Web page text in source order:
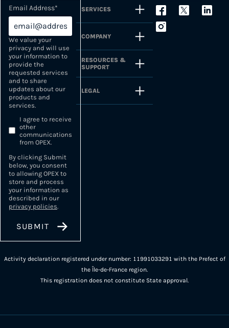
Email Address*
We value your
privacy and will use
your information to
provide the
requested services
and to share
updates about our
products and
services.
I agree to receive
other
communications
from OPEX.
By clicking Submit
below, you consent
to allowing OPEX to
store and process
your information as
described in our
privacy policies.
SERVICES
COMPANY
RESOURCES &
SUPPORT
LEGAL
Activity declaration registered under number: 11991033291 with the Prefect of
the Île-de-France region.
This registration does not constitute State approval.